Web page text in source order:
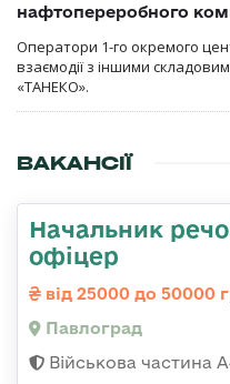
нафтопереробного
Оператори 1-го окремого
взаємодії з іншими
«ТАНЕКО».
ВАКАНСІЇ
Начальник
офіцер
від 25000 до 50000
Павлоград
Військова частина